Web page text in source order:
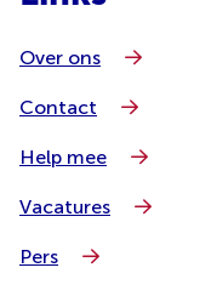
Over ons
Contact
Help mee
Vacatures
Pers